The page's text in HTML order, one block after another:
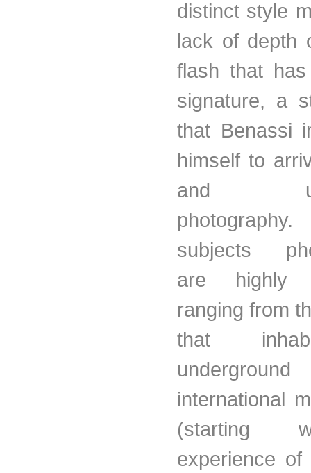
distinct style
lack of depth
flash that
signature, a
that Benassi
himself to
and
subjects
are highly
ranging from
that
international
(starting
experience of